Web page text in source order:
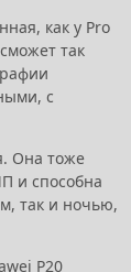
как у Pro
так
с
Она тоже
и способна
так и ночью,
P20